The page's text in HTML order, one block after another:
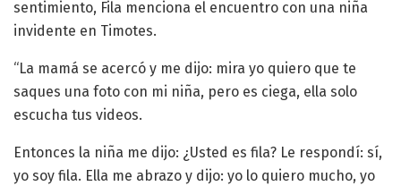
sentimiento, Fila menciona el encuentro con una niña
invidente en Timotes.
“La mamá se acercó y me dijo: mira yo quiero que te
saques una foto con mi niña, pero es ciega, ella solo
escucha tus videos.
Entonces la niña me dijo: ¿Usted es fila? Le respondí: sí,
yo soy fila. Ella me abrazo y dijo: yo lo quiero mucho, yo